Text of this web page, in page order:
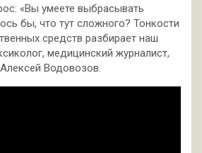
«Вы умеете выбрасывать
бы, что тут сложного? Тонкости
средств разбирает наш
медицинский журналист,
Водовозов.